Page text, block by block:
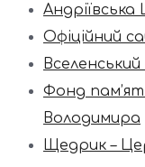
Андріївська
Офіційний
Фонд
Володимира
Щедрик –